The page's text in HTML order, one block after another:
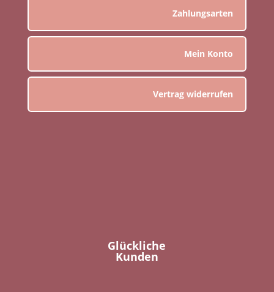
Zahlungsarten
Mein Konto
Vertrag widerrufen
Glückliche
Kunden